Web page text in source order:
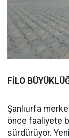
FİLO
Şanlıurfa
önce faaliyete
sürdürüyor.